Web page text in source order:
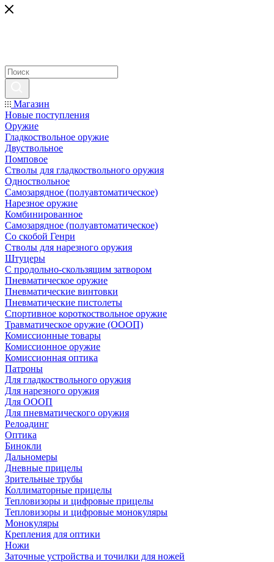
Магазин
Новые поступления
Оружие
Гладкоствольное оружие
Двуствольное
Помповое
Стволы для гладкоствольного оружия
Одноствольное
Самозарядное (полуавтоматическое)
Нарезное оружие
Комбинированное
Самозарядное (полуавтоматическое)
Со скобой Генри
Стволы для нарезного оружия
Штуцеры
С продольно-скользящим затвором
Пневматическое оружие
Пневматические винтовки
Пневматические пистолеты
Спортивное короткоствольное оружие
Травматическое оружие (ОООП)
Комиссионные товары
Комиссионное оружие
Комиссионная оптика
Патроны
Для гладкоствольного оружия
Для нарезного оружия
Для ОООП
Для пневматического оружия
Релоадинг
Оптика
Бинокли
Дальномеры
Дневные прицелы
Зрительные трубы
Коллиматорные прицелы
Тепловизоры и цифровые прицелы
Тепловизоры и цифровые монокуляры
Монокуляры
Крепления для оптики
Ножи
Заточные устройства и точилки для ножей